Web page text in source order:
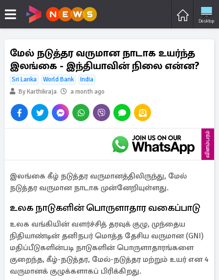
Desktop
மேல் நடுத்தர வருமான நாடாக உயர்ந்த
இலங்கை - இந்தியாவின் நிலை என்ன?
Sri Lanka World Bank
India
By Karthikraja
a month ago
விளம்பரம்
இலங்கை கீழ் நடுத்தர வருமானத்திலிருந்து, மேல்
நடுத்தர வருமான நாடாக முன்னேறியுள்ளது.
உலக நாடுகளின் பொருளாதார வகைப்பாடு
உலக வங்கியின் வளர்ச்சித் தரவுக் குழு, முந்தைய
நிதியாண்டின் தனிநபர் மொத்த தேசிய வருமான (GNI)
மதிப்பீடுகளின்படி நாடுகளின் பொருளாதாரங்களை
குறைந்த, கீழ்-நடுத்தர, மேல்-நடுத்தர மற்றும் உயர் என 4
வருமானக் குழுக்களாகப் பிரிக்கிறது.